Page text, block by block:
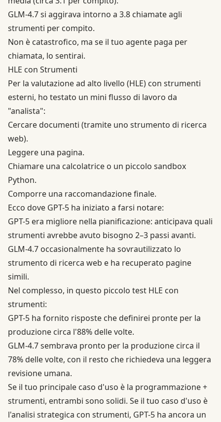
GLM-4.7 si aggirava intorno a 3.8 chiamate agli
strumenti per compito.
Non è catastrofico, ma se il tuo agente paga per
chiamata, lo sentirai.
HLE con Strumenti
Per la valutazione ad alto livello (HLE) con strumenti
esterni, ho testato un mini flusso di lavoro da
"analista":
Cercare documenti (tramite uno strumento di ricerca
web).
Leggere una pagina.
Chiamare una calcolatrice o un piccolo sandbox
Python.
Comporre una raccomandazione finale.
Ecco dove GPT-5 ha iniziato a farsi notare:
GPT-5 era migliore nella pianificazione: anticipava quali
strumenti avrebbe avuto bisogno 2–3 passi avanti.
GLM-4.7 occasionalmente ha sovrautilizzato lo
strumento di ricerca web e ha recuperato pagine
simili.
Nel complesso, in questo piccolo test HLE con
strumenti:
GPT-5 ha fornito risposte che definirei pronte per la
produzione circa l'88% delle volte.
GLM-4.7 sembrava pronto per la produzione circa il
78% delle volte, con il resto che richiedeva una leggera
revisione umana.
Se il tuo principale caso d'uso è la programmazione +
strumenti, entrambi sono solidi. Se il tuo caso d'uso è
l'analisi strategica con strumenti, GPT-5 ha ancora un